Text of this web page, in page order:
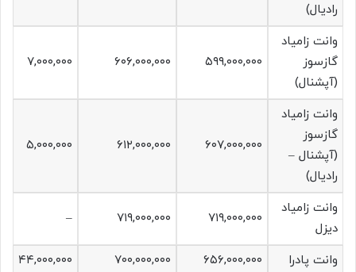
رادیال)
وانت زامیاد
گازسوز
(آپشنال)
۵۹۹,۰۰۰,۰۰۰ ۶۰۶,۰۰۰,۰۰۰ ۷,۰۰۰,۰۰۰
وانت زامیاد
گازسوز
(آپشنال –
رادیال)
۶۰۷,۰۰۰,۰۰۰ ۶۱۲,۰۰۰,۰۰۰ ۵,۰۰۰,۰۰۰
وانت زامیاد
دیزل
۷۱۹,۰۰۰,۰۰۰ ۷۱۹,۰۰۰,۰۰۰ –
وانت پادرا ۶۵۶,۰۰۰,۰۰۰ ۷۰۰,۰۰۰,۰۰۰
۴۴,۰۰۰,۰۰۰